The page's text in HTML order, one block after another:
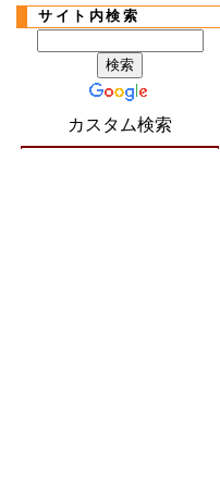
サイト内検索
カスタム検索